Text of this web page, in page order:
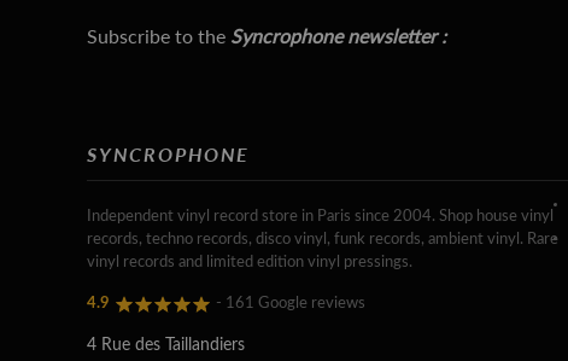
Subscribe to the Syncrophone newsletter :
SYNCROPHONE
Independent vinyl record store in Paris since 2004. Shop house vinyl
records, techno records, disco vinyl, funk records, ambient vinyl. Rare
vinyl records and limited edition vinyl pressings.
4.9 - 161 Google reviews
4 Rue des Taillandiers